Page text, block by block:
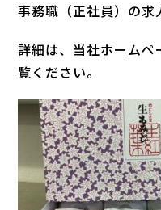
事務職（正社員）の求
詳細は、当社ホーム
覧ください。